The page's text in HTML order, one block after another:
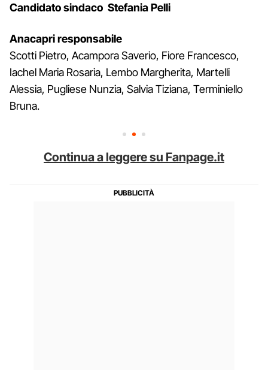
Candidato sindaco Stefania Pelli
Anacapri responsabile
Scotti Pietro, Acampora Saverio, Fiore Francesco,
Iachel Maria Rosaria, Lembo Margherita, Martelli
Alessia, Pugliese Nunzia, Salvia Tiziana, Terminiello
Bruna.
Continua a leggere su Fanpage.it